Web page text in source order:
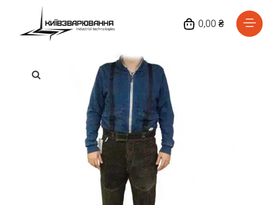
0,00 ₴
Головна
Каталог товарів
Доставка та оплата